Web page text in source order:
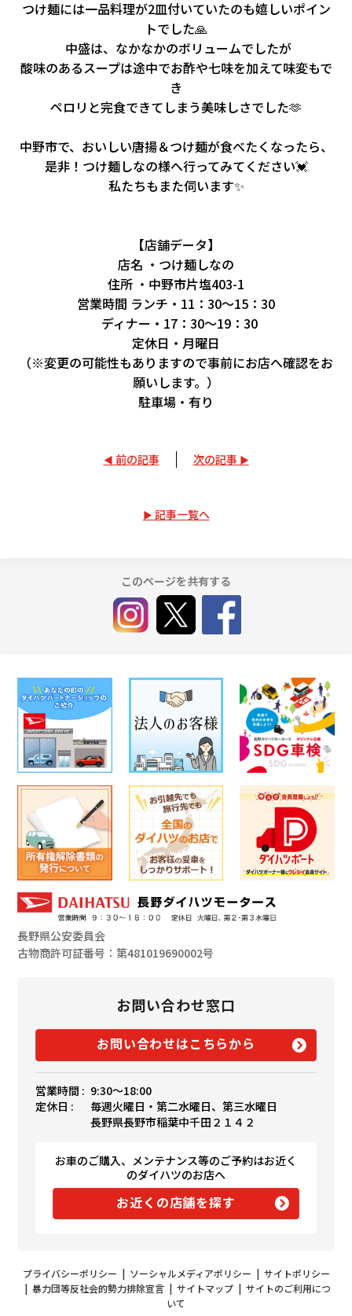
つけ麺には一品料理が2皿付いていたのも嬉しいポイン
トでした🙏
中盛は、なかなかのボリュームでしたが
酸味のあるスープは途中でお酢や七味を加えて味変もで
き
ペロリと完食できてしまう美味しさでした🫶
中野市で、おいしい唐揚＆つけ麺が食べたくなったら、
是非！つけ麺しなの様へ行ってみてください💓
私たちもまた伺います✨
【店舗データ】
店名 ・つけ麺しなの
住所 ・中野市片塩403-1
営業時間 ランチ・11：30～15：30
ディナー・17：30～19：30
定休日・月曜日
（※変更の可能性もありますので事前にお店へ確認をお
願いします。）
駐車場・有り
前の記事 次の記事
記事一覧へ
このページを共有する
長野県公安委員会
古物商許可証番号：第481019690002号
お問い合わせ窓口
お問い合わせはこちらから
営業時間 : 9:30〜18:00
定休日 :
毎週火曜日・第二水曜日、第三水曜日
長野県長野市稲葉中千田２１４２
お車のご購入、メンテナンス等のご予約はお近く
のダイハツのお店へ
お近くの店舗を探す
プライバシーポリシー | ソーシャルメディアポリシー | サイトポリシー
| 暴力団等反社会的勢力排除宣言| サイトマップ| サイトのご利用につ
いて